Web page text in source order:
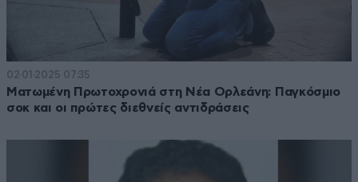
02·01·2025 07:35
Ματωμένη Πρωτοχρονιά στη Νέα Ορλεάνη: Παγκόσμιο
σοκ και οι πρώτες διεθνείς αντιδράσεις